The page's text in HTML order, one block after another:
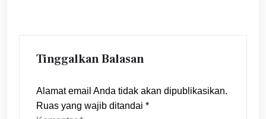
Tinggalkan Balasan
Alamat email Anda tidak akan dipublikasikan.
Ruas yang wajib ditandai *